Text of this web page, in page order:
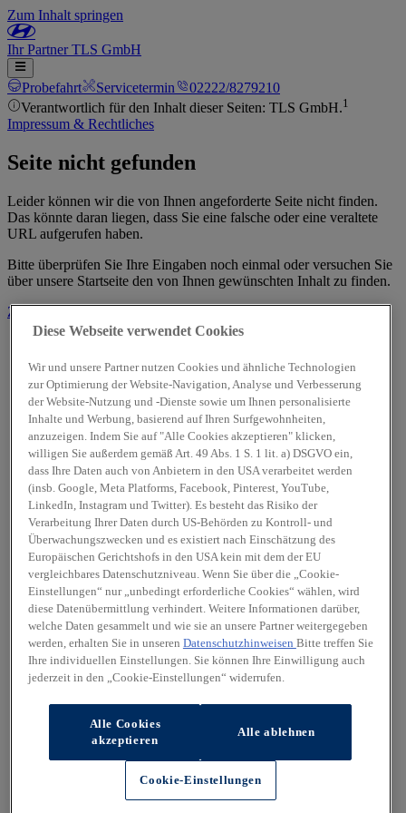
Zum Inhalt springen
IhrPartnerTLS GmbH
Probefahrt Servicetermin
02222/8279210
Verantwortlich für den Inhalt dieser Seiten: TLS GmbH.1
Impressum & Rechtliches
Seite nicht gefunden
Leider können wir die von Ihnen angeforderte Seite nicht finden.
Das könnte daran liegen, dass Sie eine falsche oder eine veraltete
URL aufgerufen haben.
Bitte überprüfen Sie Ihre Eingaben noch einmal oder versuchen Sie
über unsere Startseite den von Ihnen gewünschten Inhalt zu finden.
Zur Startseite
Diese Webseite verwendet Cookies
Wir und unsere Partner nutzen Cookies und ähnliche Technologien
zur Optimierung der Website-Navigation, Analyse und Verbesserung
der Website-Nutzung und -Dienste sowie um Ihnen personalisierte
Inhalte und Werbung, basierend auf Ihren Surfgewohnheiten,
anzuzeigen. Indem Sie auf "Alle Cookies akzeptieren" klicken,
willigen Sie außerdem gemäß Art. 49 Abs. 1 S. 1 lit. a) DSGVO ein,
dass Ihre Daten auch von Anbietern in den USA verarbeitet werden
(insb. Google, Meta Platforms, Facebook, Pinterest, YouTube,
LinkedIn, Instagram und Twitter). Es besteht das Risiko der
Verarbeitung Ihrer Daten durch US-Behörden zu Kontroll- und
Überwachungszwecken und es existiert nach Einschätzung des
Europäischen Gerichtshofs in den USA kein mit dem der EU
vergleichbares Datenschutzniveau. Wenn Sie über die „Cookie-
Einstellungen“ nur „unbedingt erforderliche Cookies“ wählen, wird
diese Datenübermittlung verhindert. Weitere Informationen darüber,
welche Daten gesammelt und wie sie an unsere Partner weitergegeben
werden, erhalten Sie in unseren Datenschutzhinweisen Bitte treffen Sie
Ihre individuellen Einstellungen. Sie können Ihre Einwilligung auch
jederzeit in den „Cookie-Einstellungen“ widerrufen.
Alle Cookies
akzeptieren
Alle ablehnen
Cookie-Einstellungen